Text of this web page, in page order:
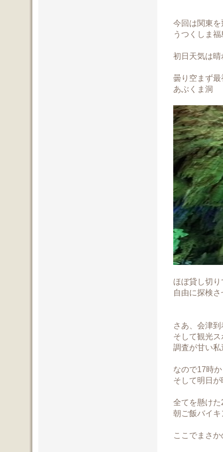
今回は関東
うつくしま
初日天気は
曇り空まず
あぶくま洞
ほぼ貸し切り
自由に探検
さあ、会津
そして観光
調査が甘い私
なので17時
そして明日
全てを懸け
朝ご飯バイ
ここでまさ